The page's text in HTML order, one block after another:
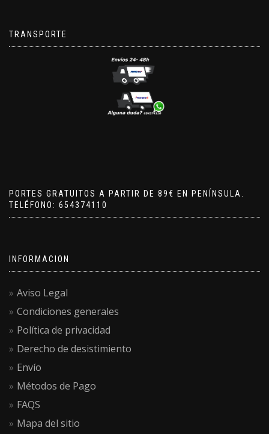
TRANSPORTE
PORTES GRATUITOS A PARTIR DE 89€ EN PENÍNSULA.
TELÉFONO: 654374110
INFORMACION
Aviso Legal
Condiciones generales
Política de privacidad
Derecho de desistimiento
Envío
Métodos de Pago
FAQS
Mapa del sitio